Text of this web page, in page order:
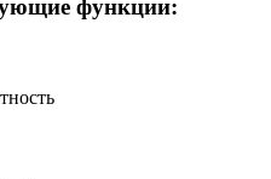
функции: